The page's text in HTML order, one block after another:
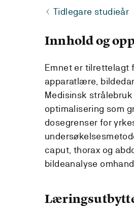
Tidlegare studieår
Innhold og
Emnet er tilrettelagt
apparatlære,
Medisinsk
optimalisering som
dosegrenser for
caput, thorax og
bildeanalyse